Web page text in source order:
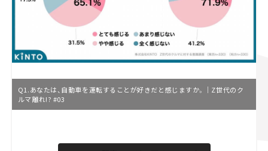
Q1.あなたは、自動車を運転することが好きだと感じますか。｜Z世代のク
ルマ離れ!? #03
n